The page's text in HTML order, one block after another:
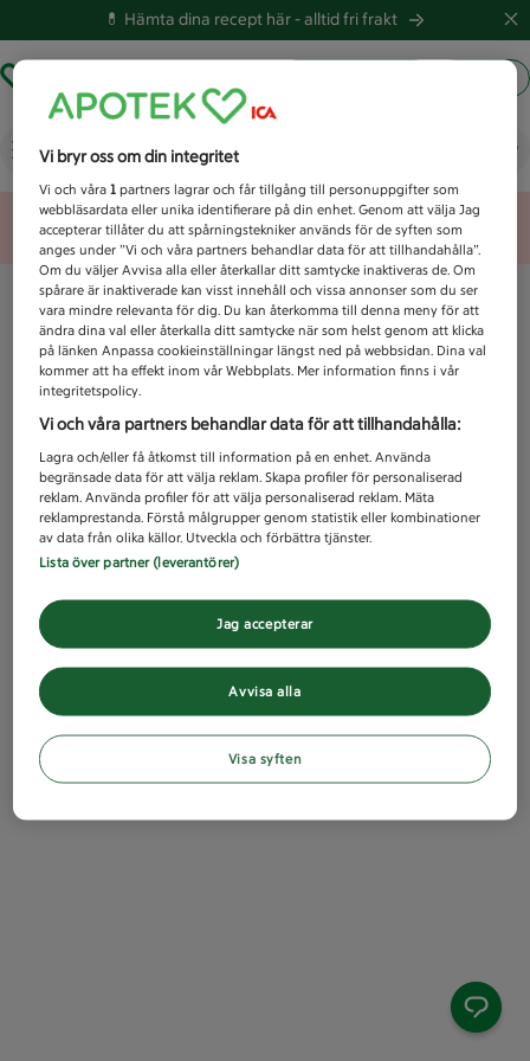
💊 Hämta dina recept här -alltid fri frakt
Vad letar du efter idag?
Unknown error
Vi bryr oss om din integritet
Vi och våra1 partners lagrar och får tillgång till personuppgifter som
webbläsardata eller unika identifierare på din enhet. Genom att välja Jag
accepterar tillåter du att spårningstekniker används för de syften som
anges under ”Vi och våra partners behandlar data för att tillhandahålla”.
Om du väljer Avvisa alla eller återkallar ditt samtycke inaktiveras de. Om
spårare är inaktiverade kan visst innehåll och vissa annonser som du ser
vara mindre relevanta för dig. Du kan återkomma till denna meny för att
ändra dina val eller återkalla ditt samtycke när som helst genom att klicka
på länken Anpassa cookieinställningar längst ned på webbsidan. Dina val
kommer att ha effekt inom vår Webbplats. Mer information finns i vår
integritetspolicy.
Vi och våra partners behandlar data för att tillhandahålla:
Lagra och/eller få åtkomst till information på en enhet. Använda
begränsade data för att välja reklam. Skapa profiler för personaliserad
reklam. Använda profiler för att välja personaliserad reklam. Mäta
reklamprestanda. Förstå målgrupper genom statistik eller kombinationer
av data från olika källor. Utveckla och förbättra tjänster.
Lista över partner (leverantörer)
Avvisa alla
Jag accepterar
Visa syften